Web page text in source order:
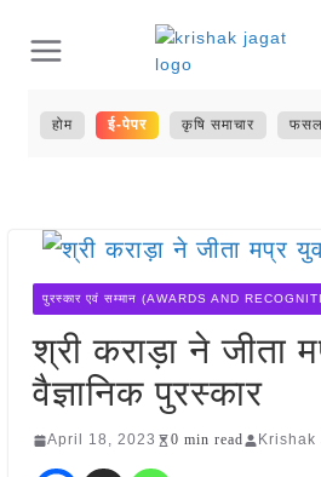
content
होम ई-पेपर कृषि समाचार फसल
पुरस्कार एवं सम्मान (AWARDS AND
श्री कराड़ा ने जीता
वैज्ञानिक पुरस्कार
April 18, 2023 0 min read Krishak